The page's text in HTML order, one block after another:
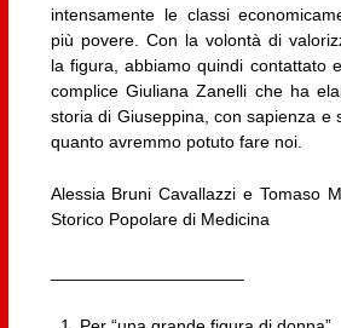
intensamente le classi
più povere. Con la volontà di
la figura, abbiamo quindi contattato
complice Giuliana Zanelli che ha
storia di Giuseppina, con sapienza e
quanto avremmo potuto fare noi.
Alessia Bruni Cavallazzi e Tomaso
Storico Popolare di Medicina